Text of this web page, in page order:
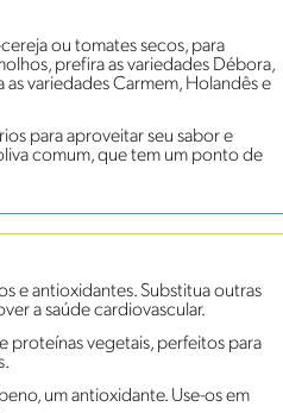
ou tomates secos, para
prefira as variedades Débora,
variedades Carmem, Holandês e
para aproveitar seu sabor e
comum, que tem um ponto de
e antioxidantes. Substitua outras
a saúde cardiovascular.
proteínas vegetais, perfeitos para
um antioxidante. Use-os em